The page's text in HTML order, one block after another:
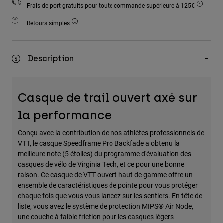
Accessoires
Chapeaux et Casquettes
Frais de port gratuits pour toute commande supérieure à 125€
Retours simples
Description
Casque de trail ouvert axé sur
la performance
Conçu avec la contribution de nos athlètes professionnels de
VTT, le casque Speedframe Pro Backfade a obtenu la
meilleure note (5 étoiles) du programme d'évaluation des
casques de vélo de Virginia Tech, et ce pour une bonne
raison. Ce casque de VTT ouvert haut de gamme offre un
ensemble de caractéristiques de pointe pour vous protéger
chaque fois que vous vous lancez sur les sentiers. En tête de
liste, vous avez le système de protection MIPS® Air Node,
une couche à faible friction pour les casques légers